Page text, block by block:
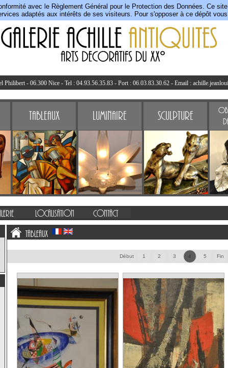
avec le Règlement Général pour le Protection des Données. Ce
adaptés aux intérêts de ses visiteurs. Pour s'opposer à ce dépôt
Philibert - 06.300 Nice - Tel : 04.93.56.35.83 - Port : 06.03.83.30.62 - Email :
Tableaux Luminaire Sculpture
Localisation
Contact
Tableaux
Début 1 2 3 4 5 Fin